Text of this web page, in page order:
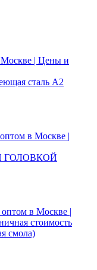
сталь A2
ГОЛОВКОЙ
смола)